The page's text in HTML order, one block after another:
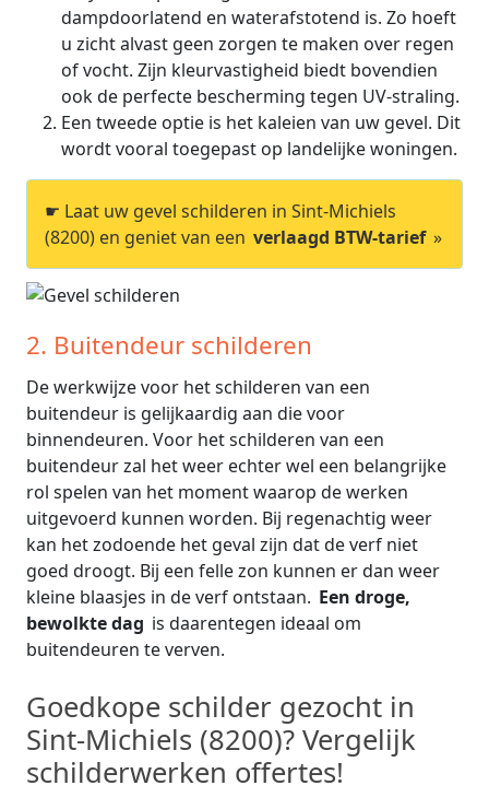
dampdoorlatend en waterafstotend is. Zo hoeft
u zicht alvast geen zorgen te maken over regen
of vocht. Zijn kleurvastigheid biedt bovendien
ook de perfecte bescherming tegen UV-straling.
Een tweede optie is het kaleien van uw gevel. Dit
wordt vooral toegepast op landelijke woningen.
☛ Laat uw gevel schilderen in Sint-Michiels
(8200) en geniet van een verlaagd BTW-tarief »
2. Buitendeur schilderen
De werkwijze voor het schilderen van een
buitendeur is gelijkaardig aan die voor
binnendeuren. Voor het schilderen van een
buitendeur zal het weer echter wel een belangrijke
rol spelen van het moment waarop de werken
uitgevoerd kunnen worden. Bij regenachtig weer
kan het zodoende het geval zijn dat de verf niet
goed droogt. Bij een felle zon kunnen er dan weer
kleine blaasjes in de verf ontstaan. Een droge,
bewolkte dag is daarentegen ideaal om
buitendeuren te verven.
Goedkope schilder gezocht in
Sint-Michiels (8200)? Vergelijk
schilderwerken offertes!